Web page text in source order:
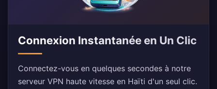
Connexion Instantanée en Un Clic
Connectez-vous en quelques secondes à notre
serveur VPN haute vitesse en Haïti d'un seul clic.